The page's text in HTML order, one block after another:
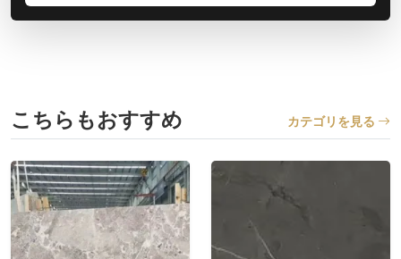
こちらもおすすめ カテゴリを見る